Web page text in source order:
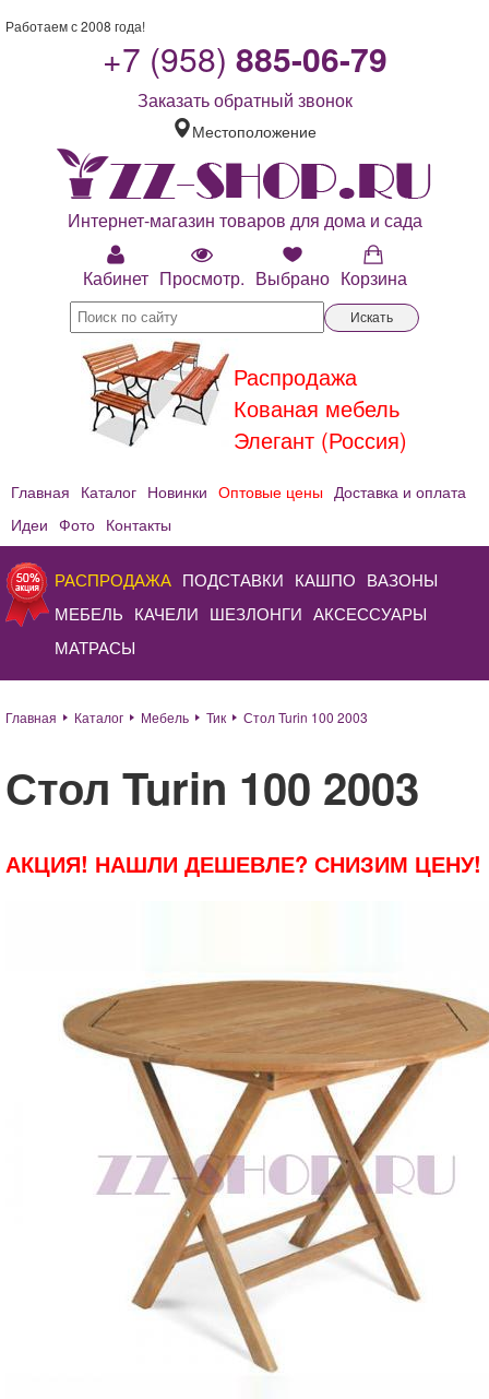
Работаем с 2008 года!
+7 (958) 885-06-79
Заказать обратный звонок
Местоположение
Интернет-магазин товаров для дома и сада
Кабинет Просмотр. Выбрано Корзина
Искать
Распродажа
Кованая мебель
Элегант (Россия)
Главная Каталог Новинки Оптовые цены Доставка и оплата
Идеи Фото Контакты
РАСПРОДАЖА ПОДСТАВКИ КАШПО ВАЗОНЫ
МЕБЕЛЬ КАЧЕЛИ ШЕЗЛОНГИ АКСЕССУАРЫ
МАТРАСЫ
Главная Каталог Мебель Тик Стол Turin 100 2003
Стол Turin 100 2003
АКЦИЯ! НАШЛИ ДЕШЕВЛЕ? СНИЗИМ ЦЕНУ!